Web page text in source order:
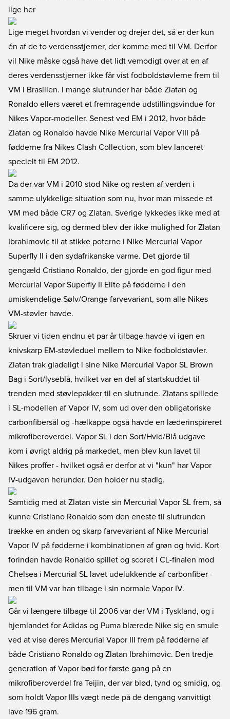
lige her
Lige meget hvordan vi vender og drejer det, så er der kun
én af de to verdensstjerner, der komme med til VM. Derfor
vil Nike måske også have det lidt vemodigt over at en af
deres verdensstjerner ikke får vist fodboldstøvlerne frem til
VM i Brasilien. I mange slutrunder har både Zlatan og
Ronaldo ellers været et fremragende udstillingsvindue for
Nikes Vapor-modeller. Senest ved EM i 2012, hvor både
Zlatan og Ronaldo havde Nike Mercurial Vapor VIII på
fødderne fra Nikes Clash Collection, som blev lanceret
specielt til EM 2012.
Da der var VM i 2010 stod Nike og resten af verden i
samme ulykkelige situation som nu, hvor man missede et
VM med både CR7 og Zlatan. Sverige lykkedes ikke med at
kvalificere sig, og dermed blev der ikke mulighed for Zlatan
Ibrahimovic til at stikke poterne i Nike Mercurial Vapor
Superfly II i den sydafrikanske varme. Det gjorde til
gengæld Cristiano Ronaldo, der gjorde en god figur med
Mercurial Vapor Superfly II Elite på fødderne i den
umiskendelige Sølv/Orange farvevariant, som alle Nikes
VM-støvler havde.
Skruer vi tiden endnu et par år tilbage havde vi igen en
knivskarp EM-støvleduel mellem to Nike fodboldstøvler.
Zlatan trak gladeligt i sine Nike Mercurial Vapor SL Brown
Bag i Sort/lyseblå, hvilket var en del af startskuddet til
trenden med støvlepakker til en slutrunde. Zlatans spillede
i SL-modellen af Vapor IV, som ud over den obligatoriske
carbonfibersål og -hælkappe også havde en læderinspireret
mikrofiberoverdel. Vapor SL i den Sort/Hvid/Blå udgave
kom i øvrigt aldrig på markedet, men blev kun lavet til
Nikes proffer - hvilket også er derfor at vi "kun" har Vapor
IV-udgaven herunder. Den holder nu stadig.
Samtidig med at Zlatan viste sin Mercurial Vapor SL frem, så
kunne Cristiano Ronaldo som den eneste til slutrunden
trække en anden og skarp farvevariant af Nike Mercurial
Vapor IV på fødderne i kombinationen af grøn og hvid. Kort
forinden havde Ronaldo spillet og scoret i CL-finalen mod
Chelsea i Mercurial SL lavet udelukkende af carbonfiber -
men til VM var han tilbage i sin normale Vapor IV.
Går vi længere tilbage til 2006 var der VM i Tyskland, og i
hjemlandet for Adidas og Puma blærede Nike sig en smule
ved at vise deres Mercurial Vapor III frem på fødderne af
både Cristiano Ronaldo og Zlatan Ibrahimovic. Den tredje
generation af Vapor bød for første gang på en
mikrofiberoverdel fra Teijin, der var blød, tynd og smidig, og
som holdt Vapor IIIs vægt nede på de dengang vanvittigt
lave 196 gram.